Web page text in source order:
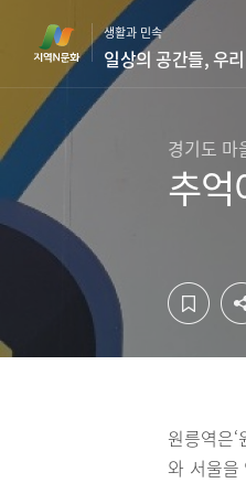
바
가
기
로
기
생활과 민속
일상의 공간들, 우
경기도 마
추
원릉역은
와 서울을